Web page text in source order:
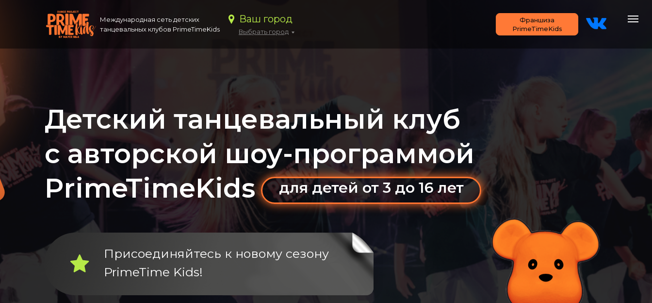
Международная сеть детских
танцевальных клубов PrimeTimeKids
Ваш город
Выбрать город
Детский танцевальный клуб
с авторской шоу-программой
PrimeTimeKids
Присоединяйтесь к новому сезону
PrimeTime Kids!
для детей от 3 до 16 лет
Франшиза
PrimeTimeKids